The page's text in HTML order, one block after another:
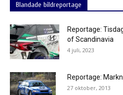
Blandade bildreportage
Reportage:
of Scandinavia
4 juli, 2023
Reportage:
27 oktober, 2013